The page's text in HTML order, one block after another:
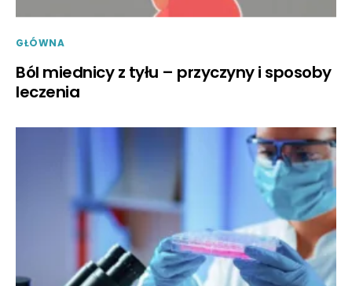
GŁÓWNA
Ból miednicy z tyłu – przyczyny i sposoby
leczenia